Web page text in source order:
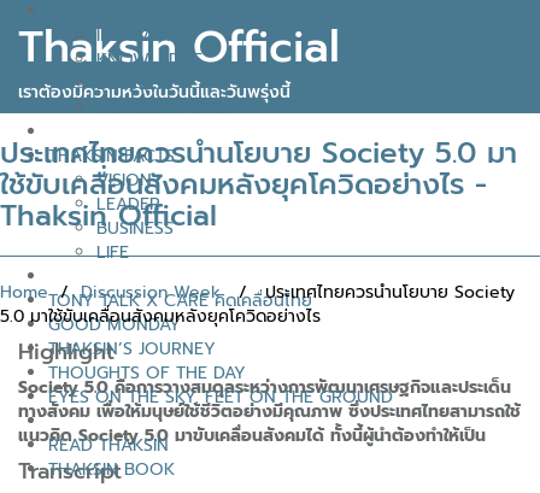
Thaksin Official
เราต้องมีความหวังในวันนี้และวันพรุ่งนี้
INNOVATION
KNOWLEDGE
BUSINESS
POLITICAL VIEW
THAKSIN FACTS
VISION
LEADER
BUSINESS
LIFE
TONY TALK X CARE คิดเคลื่อนไทย
GOOD MONDAY
THAKSIN’S JOURNEY
THOUGHTS OF THE DAY
EYES ON THE SKY, FEET ON THE GROUND
READ THAKSIN
THAKSIN BOOK
ประเทศไทยควรนำนโยบาย Society 5.0 มา
ใช้ขับเคลื่อนสังคมหลังยุคโควิดอย่างไร -
Thaksin Official
Home/Discussion Week/ ประเทศไทยควรนำนโยบาย Society
5.0 มาใช้ขับเคลื่อนสังคมหลังยุคโควิดอย่างไร
Highlight
Society 5.0 คือการวางสมดุลระหว่างการพัฒนาเศรษฐกิจและประเด็น
ทางสังคม เพื่อให้มนุษย์ใช้ชีวิตอย่างมีคุณภาพ ซึ่งประเทศไทยสามารถใช้
แนวคิด Society 5.0 มาขับเคลื่อนสังคมได้ ทั้งนี้ผู้นำต้องทำให้เป็น
Transcript